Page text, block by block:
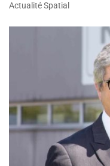
Actualité Spatial